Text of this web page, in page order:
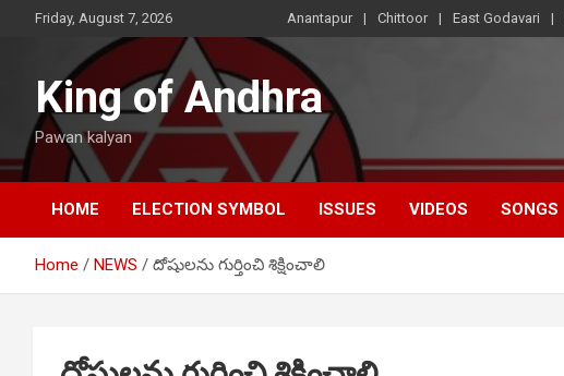
Friday, August 7, 2026 Anantapur Chittoor East Godavari
King of Andhra
Pawan kalyan
HOME ELECTION SYMBOL ISSUES VIDEOS SONGS
Home NEWS దోషులను గుర్తించి శిక్షించాలి